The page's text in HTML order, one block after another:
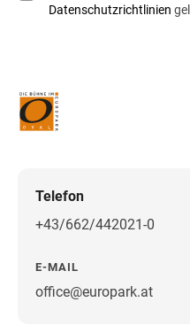
Datenschutzrichtlinien
Telefon
+43/662/442021-0
E-MAIL
office@europark.at